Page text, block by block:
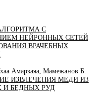
С
НЕЙРОННЫХ СЕТЕЙ
ВРАЧЕБНЫХ
Амарзаяа, Мамежанов Б.
ИЗВЛЕЧЕНИЯ МЕДИ ИЗ
И БЕДНЫХ РУД